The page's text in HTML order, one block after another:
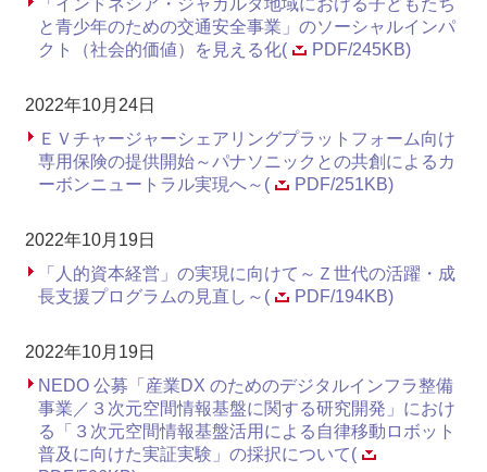
「インドネシア・ジャカルタ地域における子どもたち
と青少年のための交通安全事業」のソーシャルインパ
クト（社会的価値）を見える化(
PDF/245KB)
2022年10月24日
ＥＶチャージャーシェアリングプラットフォーム向け
専用保険の提供開始～パナソニックとの共創によるカ
ーボンニュートラル実現へ～(
PDF/251KB)
2022年10月19日
「人的資本経営」の実現に向けて～Ｚ世代の活躍・成
長支援プログラムの見直し～(
PDF/194KB)
2022年10月19日
NEDO 公募「産業DX のためのデジタルインフラ整備
事業／３次元空間情報基盤に関する研究開発」におけ
る「３次元空間情報基盤活用による自律移動ロボット
普及に向けた実証実験」の採択について(